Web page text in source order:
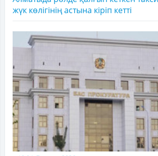
жүк көлігінің астына кіріп кетті